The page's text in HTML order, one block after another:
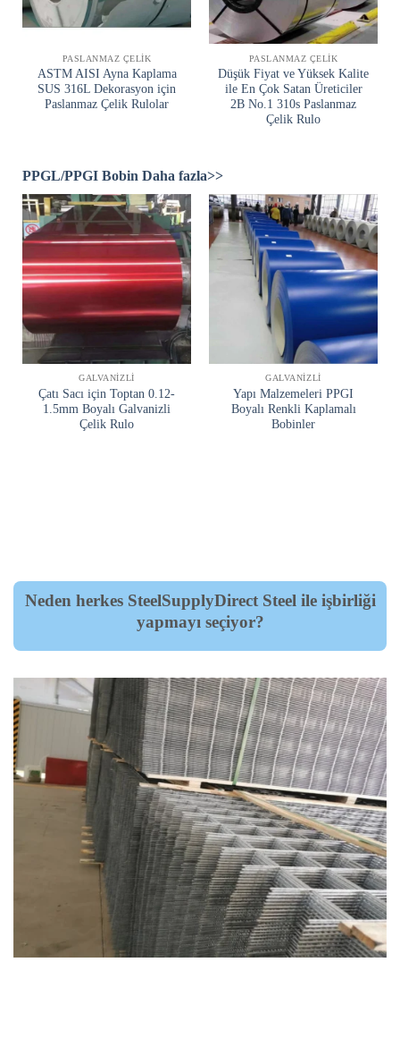
PASLANMAZ ÇELIK
ASTM AISI Ayna Kaplama
SUS 316L Dekorasyon için
Paslanmaz Çelik Rulolar
PASLANMAZ ÇELIK
Düşük Fiyat ve Yüksek Kalite
ile En Çok Satan Üreticiler
2B No.1 310s Paslanmaz
Çelik Rulo
PPGL/PPGI Bobin Daha fazla>>
GALVANIZLI
Çatı Sacı için Toptan 0.12-
1.5mm Boyalı Galvanizli
Çelik Rulo
GALVANIZLI
Yapı Malzemeleri PPGI
Boyalı Renkli Kaplamalı
Bobinler
Neden herkes SteelSupplyDirect Steel ile işbirliği
yapmayı seçiyor?